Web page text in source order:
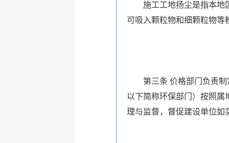
施工工地扬尘是指本地区
可吸入颗粒物和细颗粒物等
第三条 价格部门负责制定
以下简称环保部门）按照属
理与监督，督促建设单位如